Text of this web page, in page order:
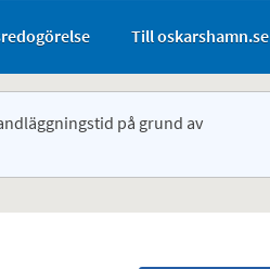
Till oskarshamn.se
på grund av